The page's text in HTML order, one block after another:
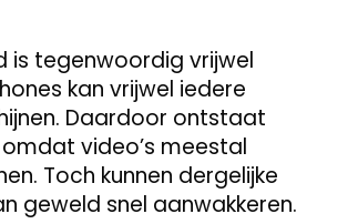
tegenwoordig vrijwel
kan vrijwel iedere
Daardoor ontstaat
video’s meestal
Toch kunnen dergelijke
geweld snel aanwakkeren.